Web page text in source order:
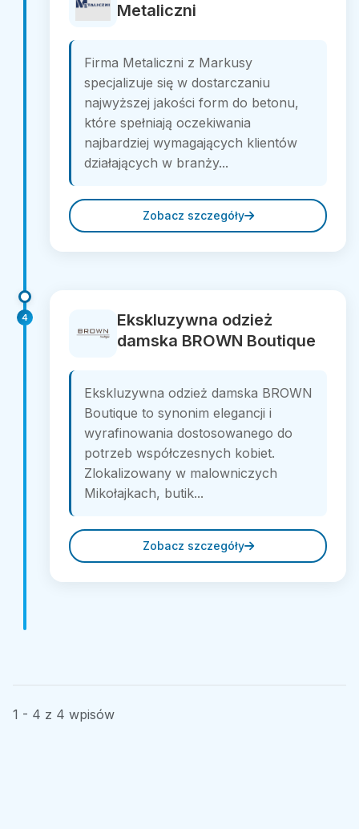
Metaliczni
Firma Metaliczni z Markusy
specjalizuje się w dostarczaniu
najwyższej jakości form do betonu,
które spełniają oczekiwania
najbardziej wymagających klientów
działających w branży...
Zobacz szczegóły
4
Ekskluzywna odzież
damska BROWN Boutique
Ekskluzywna odzież damska BROWN
Boutique to synonim elegancji i
wyrafinowania dostosowanego do
potrzeb współczesnych kobiet.
Zlokalizowany w malowniczych
Mikołajkach, butik...
Zobacz szczegóły
1 - 4 z 4 wpisów